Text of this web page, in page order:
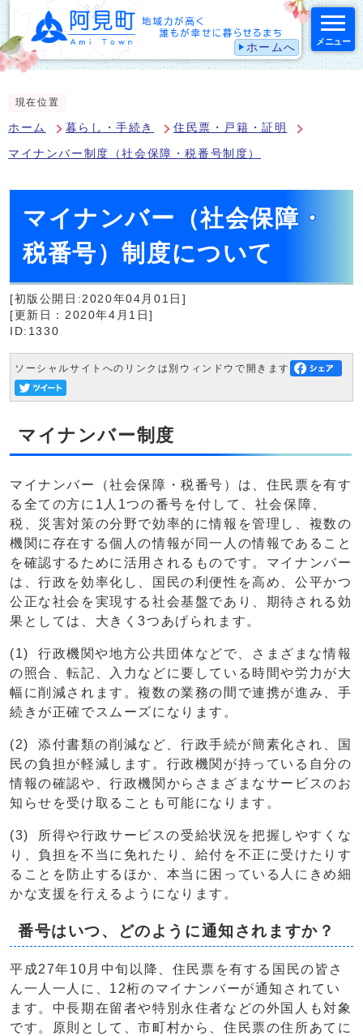
ホームへ メニュー
現在位置
ホーム 暮らし・手続き 住民票・戸籍・証明
マイナンバー制度（社会保障・税番号制度）
マイナンバー（社会保障・
税番号）制度について
[初版公開日:2020年04月01日]
[更新日：2020年4月1日]
ID:1330
ソーシャルサイトへのリンクは別ウィンドウで開きます
マイナンバー制度
マイナンバー（社会保障・税番号）は、住民票を有す
る全ての方に1人1つの番号を付して、社会保障、
税、災害対策の分野で効率的に情報を管理し、複数の
機関に存在する個人の情報が同一人の情報であること
を確認するために活用されるものです。マイナンバー
は、行政を効率化し、国民の利便性を高め、公平かつ
公正な社会を実現する社会基盤であり、期待される効
果としては、大きく3つあげられます。
(1) 行政機関や地方公共団体などで、さまざまな情報
の照合、転記、入力などに要している時間や労力が大
幅に削減されます。複数の業務の間で連携が進み、手
続きが正確でスムーズになります。
(2) 添付書類の削減など、行政手続が簡素化され、国
民の負担が軽減します。行政機関が持っている自分の
情報の確認や、行政機関からさまざまなサービスのお
知らせを受け取ることも可能になります。
(3) 所得や行政サービスの受給状況を把握しやすくな
り、負担を不当に免れたり、給付を不正に受けたりす
ることを防止するほか、本当に困っている人にきめ細
かな支援を行えるようになります。
番号はいつ、どのように通知されますか？
平成27年10月中旬以降、住民票を有する国民の皆さ
ん一人一人に、12桁のマイナンバーが通知されてい
ます。中長期在留者や特別永住者などの外国人も対象
です。原則として、市町村から、住民票の住所あてに